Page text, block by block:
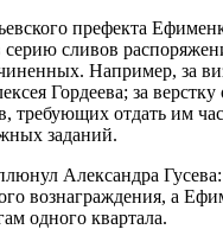
префекта
сливов
Например, за
Гордеева; за
требующих отдать им
заданий.
Александра
вознаграждения, а
одного квартала.